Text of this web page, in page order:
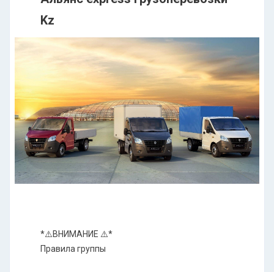
Kz
*⚠️ВНИМАНИЕ ⚠️*
Правила группы